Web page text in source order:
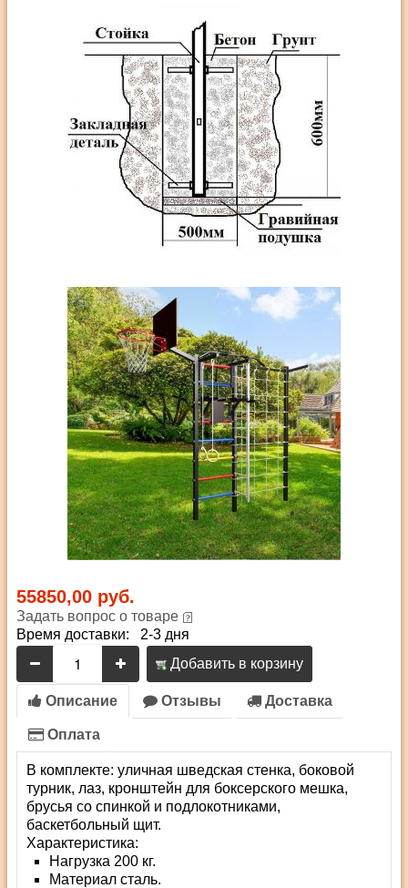
55850,00 руб.
Задать вопрос о товаре
Время доставки: 2-3 дня
Добавить в корзину
Описание Отзывы Доставка
Оплата
В комплекте: уличная шведская стенка, боковой
турник, лаз, кронштейн для боксерского мешка,
брусья со спинкой и подлокотниками,
баскетбольный щит.
Характеристика:
Нагрузка 200 кг.
Материал сталь.